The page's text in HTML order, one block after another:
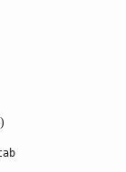
)